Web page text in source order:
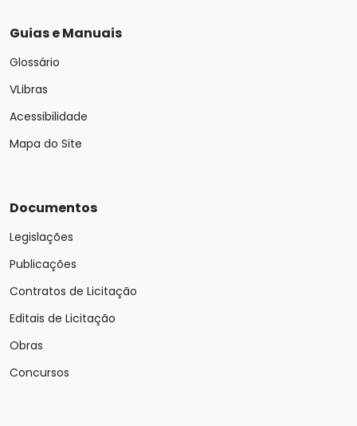
Guias e Manuais
Glossário
VLibras
Acessibilidade
Mapa do Site
Documentos
Legislações
Publicações
Contratos de Licitação
Editais de Licitação
Obras
Concursos